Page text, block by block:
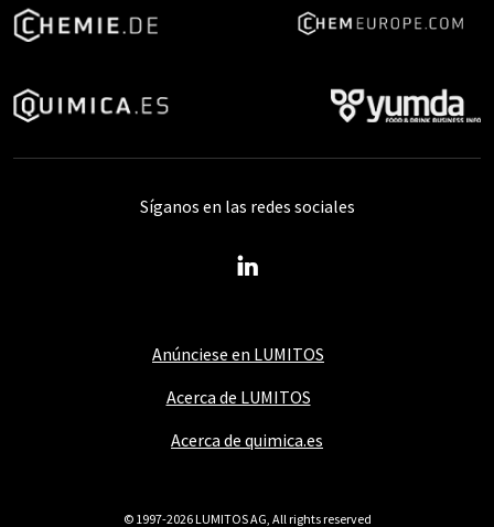
Anúnciese en LUMITOS
Acerca de LUMITOS
Acerca de quimica.es
Síganos en las redes sociales
© 1997-2026 LUMITOS AG, All rights reserved